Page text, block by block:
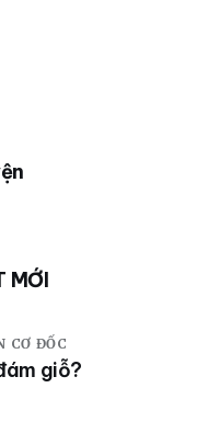
MỚI
CƠ ĐỐC
giỗ?